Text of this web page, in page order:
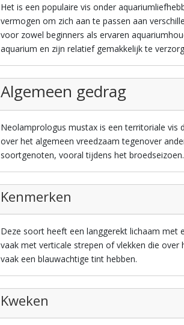
Het is een populaire vis onder
vermogen om zich aan te passen aan
voor zowel beginners als ervaren
aquarium en zijn relatief gemakkelijk te
Algemeen gedrag
Neolamprologus mustax is een territoriale vis
over het algemeen vreedzaam tegenover
soortgenoten, vooral tijdens het broedseizoen.
Kenmerken
Deze soort heeft een langgerekt lichaam met
vaak met verticale strepen of vlekken die over
vaak een blauwachtige tint hebben.
Kweken